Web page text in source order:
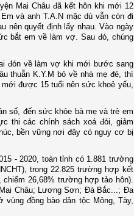
Mai Châu đã kết hôn khi mới 12
và anh T.A.N mặc dù vẫn còn đi
nên quyết định lấy nhau. Vào ngày
bắt em về làm vợ. Sau đó, chúng
đón về làm vợ khi mới bước sang
thuẫn K.Y.M bỏ về nhà mẹ đẻ, thì
được 15 tuổi nên sức khoẻ yếu,
số, đến sức khỏe bà mẹ và trẻ em
thi các chính sách xoá đói, giảm
bền vững nơi đây có nguy cơ bị
- 2020, toàn tỉnh có 1.881 trường
trong 22.825 trường hợp kết
26,68% trường hợp tảo hôn).
Châu; Lương Sơn; Đà Bắc...; Đa
đồng bào dân tộc Mông, Tày,